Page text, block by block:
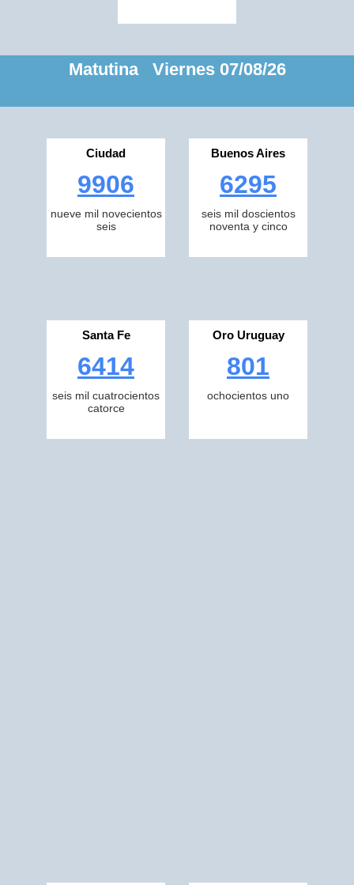
Matutina Viernes 07/08/26
Ciudad
9906
nueve mil novecientos
seis
Buenos Aires
6295
seis mil doscientos
noventa y cinco
Santa Fe
6414
seis mil cuatrocientos
catorce
Oro Uruguay
801
ochocientos uno